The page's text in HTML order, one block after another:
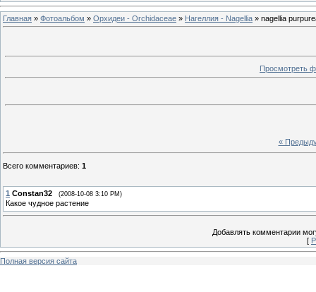
Главная » Фотоальбом » Орхидеи - Orchidaceae » Нагеллия - Nagellia » nagellia
Просмотреть
«
Всего комментариев: 1
1 Constan32 (2008-10-08 3:10 PM)
Какое чудное растение
Добавлять комментарии
[
Полная версия сайта